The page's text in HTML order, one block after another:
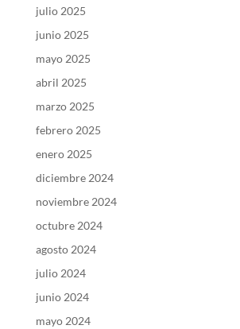
julio 2025
junio 2025
mayo 2025
abril 2025
marzo 2025
febrero 2025
enero 2025
diciembre 2024
noviembre 2024
octubre 2024
agosto 2024
julio 2024
junio 2024
mayo 2024